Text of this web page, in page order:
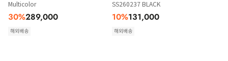
Multicolor
30%289,000
해외배송
SS260237 BLACK
10%131,000
해외배송